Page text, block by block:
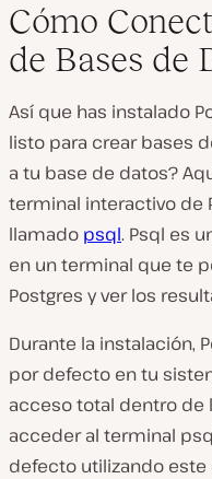
Cómo
de Bases de
Así que has instalado
listo para crear bases
a tu base de datos?
terminal interactivo de
llamado psql. Psql es
en un terminal que te
Postgres y ver los
Durante la instalación,
por defecto en tu
acceso total dentro de
acceder al terminal
defecto utilizando este